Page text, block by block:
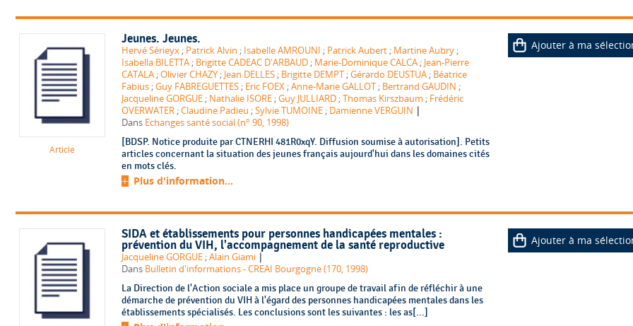
Article
Jeunes. Jeunes.
Hervé Sérieyx ; Patrick Alvin ; Isabelle AMROUNI ; Patrick Aubert ; Martine Aubry ;
Isabella BILETTA ; Brigitte CADEAC D'ARBAUD ; Marie-Dominique CALCA ; Jean-Pierre
CATALA ;Olivier CHAZY ; Jean DELLES ; Brigitte DEMPT ;Gérardo DEUSTUA ; Béatrice
Fabius ;Guy FABREGUETTES ; Eric FOEX ;Anne-Marie GALLOT ; Bertrand GAUDIN ;
Jacqueline GORGUE ; Nathalie ISORE ;Guy JULLIARD ;Thomas Kirszbaum ; Frédéric
OVERWATER ;Claudine Padieu ;Sylvie TUMOINE ; Damienne VERGUIN |
Dans Echanges santé social (n° 90, 1998)
[BDSP. Notice produite par CTNERHI 481R0xqY. Diffusion soumise à autorisation]. Petits
articles concernant la situation des jeunes français aujourd'hui dans les domaines cités
en mots clés.
Plus d'information...
Ajouter à ma
SIDA et établissements pour personnes handicapées mentales :
prévention du VIH, l'accompagnement de la santé reproductive
Jacqueline GORGUE ;Alain Giami |
Dans Bulletin d'informations - CREAI Bourgogne (170, 1998)
La Direction de l'Action sociale a mis place un groupe de travail afin de réfléchir à une
démarche de prévention du VIH à l'égard des personnes handicapées mentales dans les
établissements spécialisés. Les conclusions sont les suivantes : les as[...]
Ajouter à ma